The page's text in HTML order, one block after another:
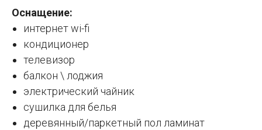
Оснащение:
интернет wi-fi
кондиционер
телевизор
балкон \ лоджия
электрический чайник
сушилка для белья
деревянный/паркетный пол ламинат